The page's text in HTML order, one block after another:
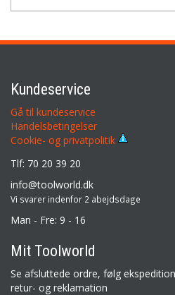
Kundeservice
Gå til kundeservice
Handelsbetingelser
Cookie- og privatpolitik
Tlf: 70 20 39 20
info@toolworld.dk
Vi svarer indenfor 2 abejdsdage
Man - Fre: 9 - 16
Mit Toolworld
Se afsluttede ordre, følg
retur- og reklamation